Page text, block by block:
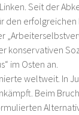
Seit der
den
konservativen
im Osten an.
weltweit. In
Beim